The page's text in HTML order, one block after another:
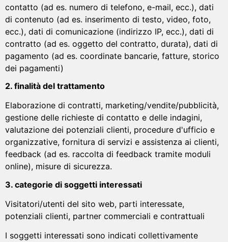
contatto (ad es. numero di telefono, e-mail, ecc.), dati
di contenuto (ad es. inserimento di testo, video, foto,
ecc.), dati di comunicazione (indirizzo IP, ecc.), dati di
contratto (ad es. oggetto del contratto, durata), dati di
pagamento (ad es. coordinate bancarie, fatture, storico
dei pagamenti)
2. finalità del trattamento
Elaborazione di contratti, marketing/vendite/pubblicità,
gestione delle richieste di contatto e delle indagini,
valutazione dei potenziali clienti, procedure d'ufficio e
organizzative, fornitura di servizi e assistenza ai clienti,
feedback (ad es. raccolta di feedback tramite moduli
online), misure di sicurezza.
3. categorie di soggetti interessati
Visitatori/utenti del sito web, parti interessate,
potenziali clienti, partner commerciali e contrattuali
I soggetti interessati sono indicati collettivamente